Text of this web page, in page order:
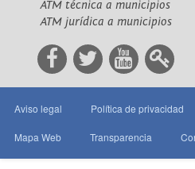
ATM técnica a municipios
ATM jurídica a municipios
Aviso legal Política de privacidad
Mapa Web Transparencia